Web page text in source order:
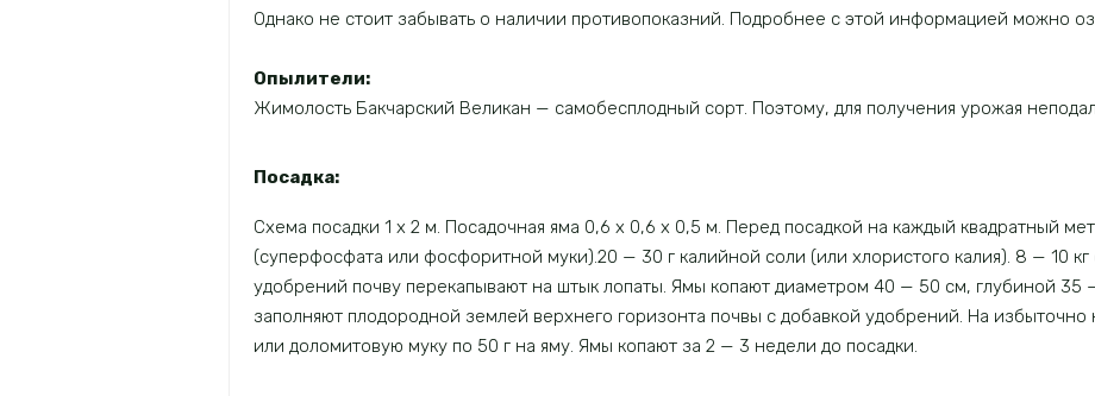
Однако не стоит забывать о наличии противопоказний. Подробнее с этой информацией можно
Опылители:
Жимолость Бакчарский Великан — самобесплодный сорт. Поэтому, для получения урожая
Посадка:
Схема посадки 1 х 2 м. Посадочная яма 0,6 х 0,6 х 0,5 м. Перед посадкой на каждый квадратный
(суперфосфата или фосфоритной муки).20 — 30 г калийной соли (или хлористого калия). 8 — 10
удобрений почву перекапывают на штык лопаты. Ямы копают диаметром 40 — 50 см, глубиной 35
заполняют плодородной землей верхнего горизонта почвы с добавкой удобрений. На избыточно
или доломитовую муку по 50 г на яму. Ямы копают за 2 — 3 недели до посадки.